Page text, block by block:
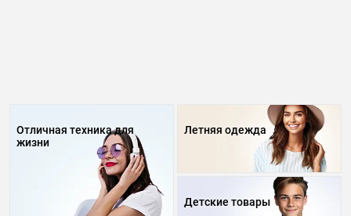
Отличная техника для
жизни
Летняя одежда
Детские товары